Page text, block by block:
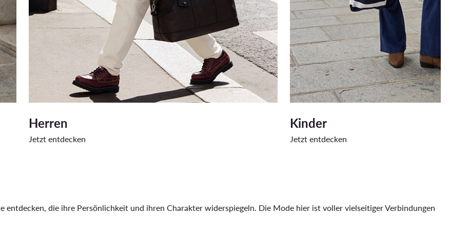
Herren
Jetzt entdecken
Kinder
Jetzt entdecken
die ihre Persönlichkeit und ihren Charakter widerspiegeln. Die Mode hier ist voller vielseitiger Verbindungen